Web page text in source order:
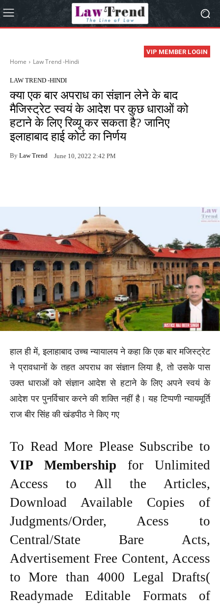
VIP MEMBER LOGIN
Home Law Trend -Hindi
LAW TREND -HINDI
क्या एक बार अपराध का संज्ञान लेने के बाद
मैजिस्ट्रेट स्वयं के आदेश पर कुछ धाराओं को
हटाने के लिए रिव्यू कर सकता है? जानिए
इलाहाबाद हाई कोर्ट का निर्णय
By Law Trend June 10, 2022 2:42 PM
हाल ही में, इलाहाबाद उच्च न्यायालय ने कहा कि एक बार मजिस्ट्रेट
ने प्रावधानों के तहत अपराध का संज्ञान लिया है, तो उसके पास
उक्त धाराओं को संज्ञान आदेश से हटाने के लिए अपने स्वयं के
आदेश पर पुनर्विचार करने की शक्ति नहीं है। यह टिप्पणी न्यायमूर्ति
राज बीर सिंह की खंडपीठ ने किए गए
To Read More Please Subscribe to
VIP Membership for Unlimited
Access to All the Articles,
Download Available Copies of
Judgments/Order, Acess to
Central/State Bare Acts,
Advertisement Free Content, Access
to More than 4000 Legal Drafts(
Readymade Editable Formats of